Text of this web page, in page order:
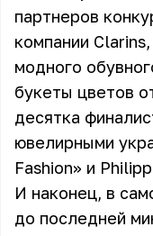
партнеров
компании
модного
букеты цветов
десятка
ювелирными
Fashion» и
И наконец, в
до последней